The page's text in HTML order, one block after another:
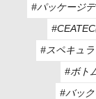
#パッケージ
#スペキュ
#ボト
#バッ